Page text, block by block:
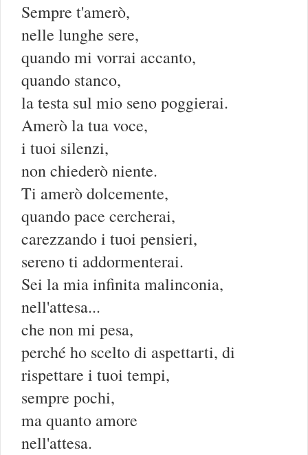
Sempre t'amerò,
nelle lunghe sere,
quando mi vorrai accanto,
quando stanco,
la testa sul mio seno poggierai.
Amerò la tua voce,
i tuoi silenzi,
non chiederò niente.
Ti amerò dolcemente,
quando pace cercherai,
carezzando i tuoi pensieri,
sereno ti addormenterai.
Sei la mia infinita malinconia,
nell'attesa...
che non mi pesa,
perché ho scelto di aspettarti, di
rispettare i tuoi tempi,
sempre pochi,
ma quanto amore
nell'attesa.